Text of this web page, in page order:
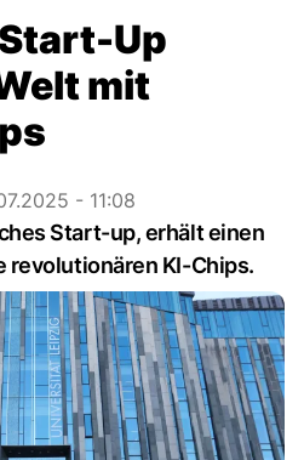
Up
mit
- 11:08
Start-up, erhält einen
revolutionären KI-Chips.